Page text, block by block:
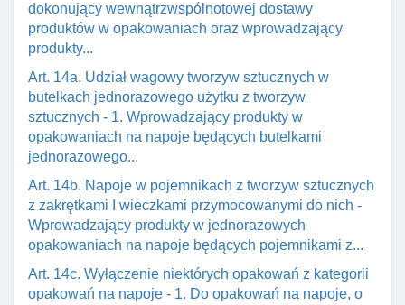
dokonujący wewnątrzwspólnotowej dostawy
produktów w opakowaniach oraz wprowadzający
produkty...
Art. 14a. Udział wagowy tworzyw sztucznych w
butelkach jednorazowego użytku z tworzyw
sztucznych - 1. Wprowadzający produkty w
opakowaniach na napoje będących butelkami
jednorazowego...
Art. 14b. Napoje w pojemnikach z tworzyw sztucznych
z zakrętkami I wieczkami przymocowanymi do nich -
Wprowadzający produkty w jednorazowych
opakowaniach na napoje będących pojemnikami z...
Art. 14c. Wyłączenie niektórych opakowań z kategorii
opakowań na napoje - 1. Do opakowań na napoje, o